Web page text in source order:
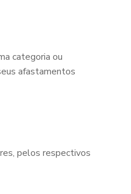
categoria ou
afastamentos
pelos respectivos